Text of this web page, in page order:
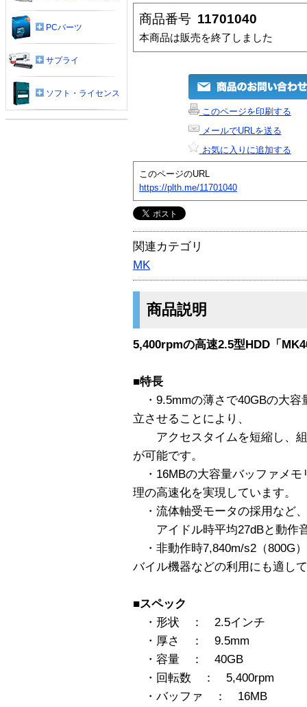
商品番号 11701040
本商品は販売を終了しました
このページを印刷する
メールでURLを送る
お気に入りに追加する
このページのURL
https://plth.me/11701040
関連カテゴリ
MK
商品説明
5,400rpmの高速2.5型HDD「
■特長
・9.5mmの薄さで40GBの大容
立させることにより、
アクセスタイムを短縮し、組
が可能です。
・16MBの大容量バッファメモ
理の高速化を実現しています。
・流体軸受モータの採用など
アイドル時平均27dBと動作
・非動作時7,840m/s2（800G
バイル機器などの利用にも適し
■スペック
・形状 ： 2.5インチ
・厚さ ： 9.5mm
・容量 ： 40GB
・回転数 ： 5,400rpm
・バッファ ： 16MB
PCパーツ
サプライ
ソフト・ライセンス